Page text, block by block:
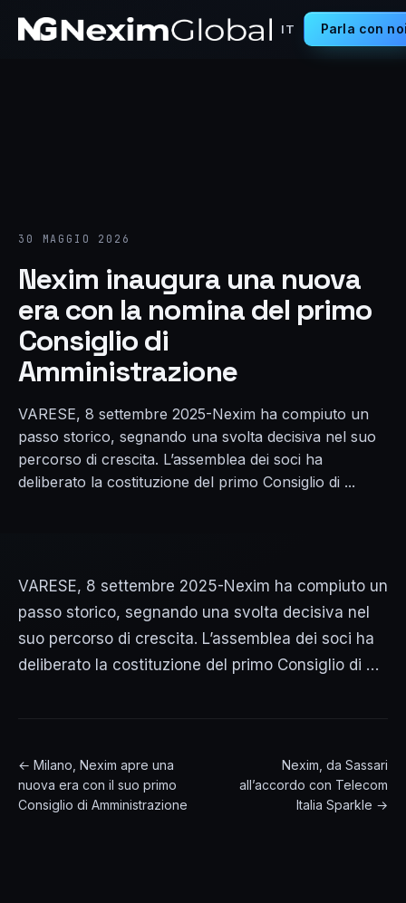
IT Parla con
30 MAGGIO 2026
Nexim inaugura una nuova
era con la nomina del primo
Consiglio di
Amministrazione
VARESE, 8 settembre 2025-Nexim ha compiuto un
passo storico, segnando una svolta decisiva nel suo
percorso di crescita. L’assemblea dei soci ha
deliberato la costituzione del primo Consiglio di ...
VARESE, 8 settembre 2025-Nexim ha compiuto un
passo storico, segnando una svolta decisiva nel
suo percorso di crescita. L’assemblea dei soci ha
deliberato la costituzione del primo Consiglio di …
← Milano, Nexim apre una
nuova era con il suo primo
Consiglio di Amministrazione
Nexim, da Sassari
all’accordo con Telecom
Italia Sparkle →